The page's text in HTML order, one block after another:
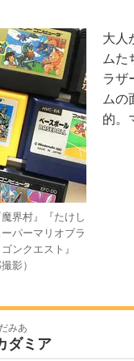
界村』『たけし
パーマリオブラ
ンクエスト』
影）
大人
ムた
ラザ
ムの
的。
みあ
ダミア